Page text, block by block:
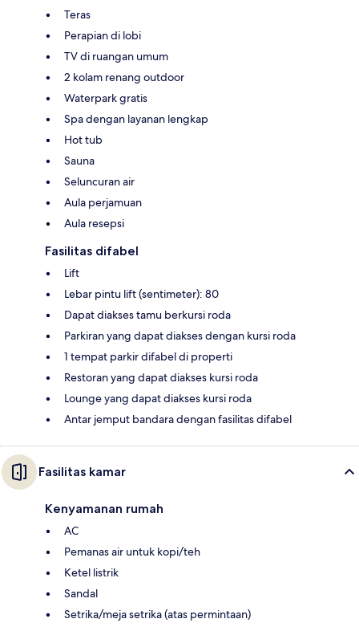
Teras
Perapian di lobi
TV di ruangan umum
2 kolam renang outdoor
Waterpark gratis
Spa dengan layanan lengkap
Hot tub
Sauna
Seluncuran air
Aula perjamuan
Aula resepsi
Fasilitas difabel
Lift
Lebar pintu lift (sentimeter): 80
Dapat diakses tamu berkursi roda
Parkiran yang dapat diakses dengan kursi roda
1 tempat parkir difabel di properti
Restoran yang dapat diakses kursi roda
Lounge yang dapat diakses kursi roda
Antar jemput bandara dengan fasilitas difabel
Fasilitas kamar
Kenyamanan rumah
AC
Pemanas air untuk kopi/teh
Ketel listrik
Sandal
Setrika/meja setrika (atas permintaan)